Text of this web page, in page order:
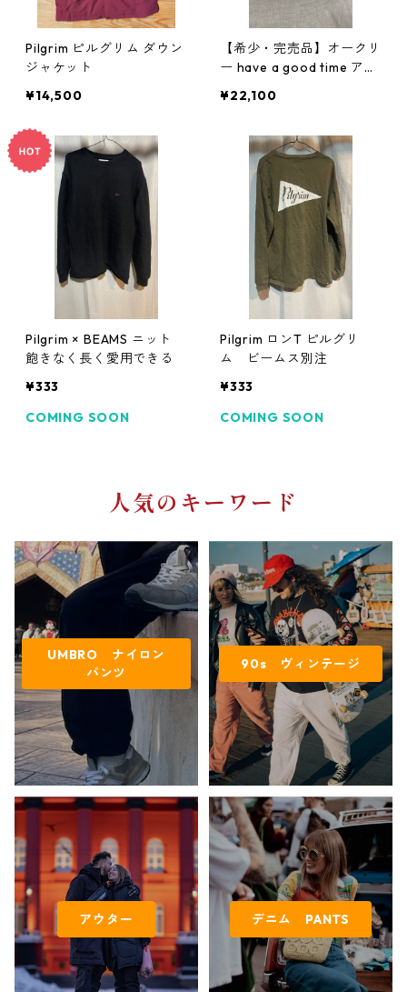
Pilgrim ピルグリム ダウン
ジャケット
¥14,500
【希少・完売品】オークリ
ー have a good time アイ
EY
¥22,100
Pilgrim × BEAMS ニット
飽きなく長く愛用できる
¥333
COMING SOON
Pilgrim ロンT ピルグリ
ム ビームス別注
¥333
COMING SOON
人気のキーワード
UMBRO ナイロン
パンツ
90s ヴィンテージ
アウター デニム PANTS